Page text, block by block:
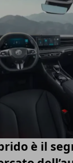
è il